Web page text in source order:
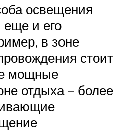
освещения
еще и его
в зоне
стоит
мощные
отдыха – более